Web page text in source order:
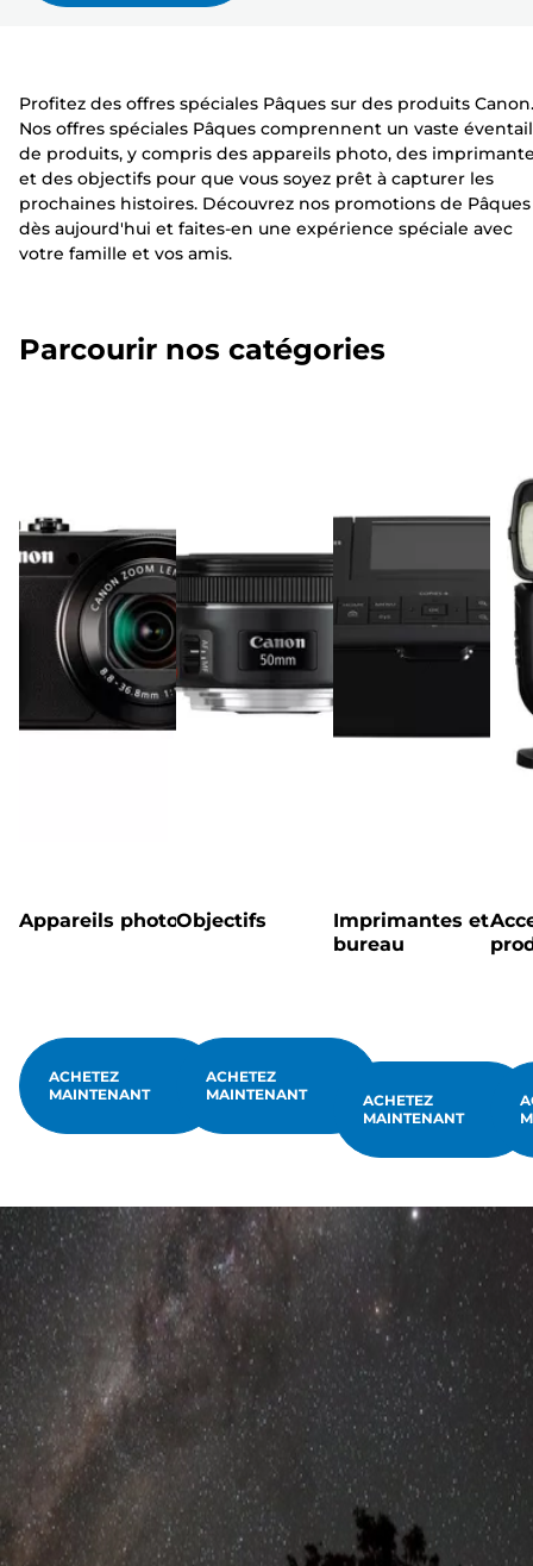
Profitez des offres spéciales Pâques sur des produits Canon.
Nos offres spéciales Pâques comprennent un vaste éventail
de produits, y compris des appareils photo, des
et des objectifs pour que vous soyez prêt à capturer les
prochaines histoires. Découvrez nos promotions de Pâques
dès aujourd'hui et faites-en une expérience spéciale avec
votre famille et vos amis.
Parcourir nos catégories
Appareils photo
ACHETEZ
MAINTENANT
Objectifs
ACHETEZ
MAINTENANT
Imprimantes et
bureau
ACHETEZ
MAINTENANT